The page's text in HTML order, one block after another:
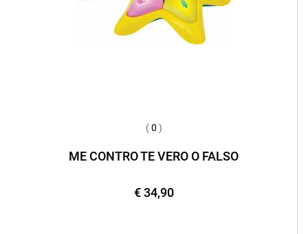
(0 )
ME CONTRO TE VERO O FALSO
€ 34,90